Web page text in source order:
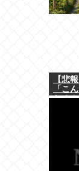
【悲
「こ
なる